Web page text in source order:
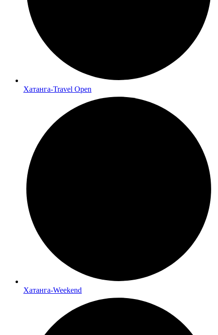
Хатанга-Travel Open
Хатанга-Weekend